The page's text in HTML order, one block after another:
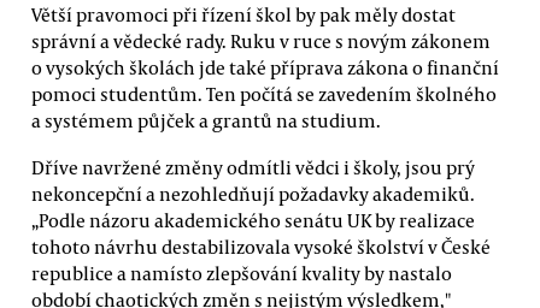
Větší pravomoci při řízení škol by pak měly dostat
správní a vědecké rady. Ruku v ruce s novým zákonem
o vysokých školách jde také příprava zákona o finanční
pomoci studentům. Ten počítá se zavedením školného
a systémem půjček a grantů na studium.
Dříve navržené změny odmítli vědci i školy, jsou prý
nekoncepční a nezohledňují požadavky akademiků.
„Podle názoru akademického senátu UK by realizace
tohoto návrhu destabilizovala vysoké školství v České
republice a namísto zlepšování kvality by nastalo
období chaotických změn s nejistým výsledkem,"